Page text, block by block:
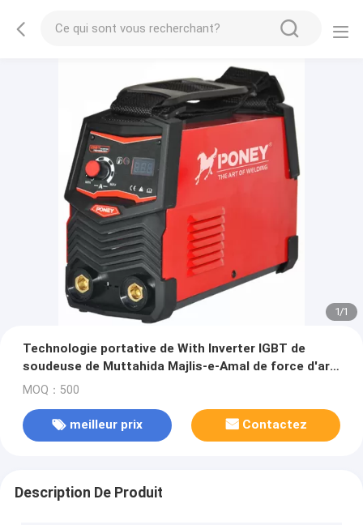
1/1
Technologie portative de With Inverter IGBT de
soudeuse de Muttahida Majlis-e-Amal de force d'arc
mini
MOQ：500
meilleur prix Contactez
Description De Produit